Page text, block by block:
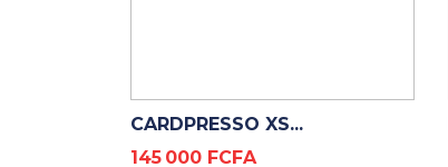
ADD TO CART
CARDPRESSO XS...
Prix
145 000 FCFA